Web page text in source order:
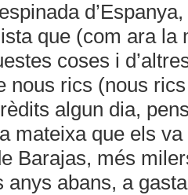
que (com ara la
coses i
nous rics (nous
algun dia,
mateixa que els
Barajas, més
anys abans, a